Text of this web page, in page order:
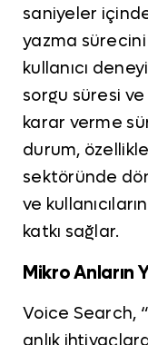
saniyeler içinde
yazma sürecini
kullanıcı
sorgu süresi ve
karar verme
durum,
sektöründe
ve
katkı sağlar.
Mikro Anların
Voice Search,